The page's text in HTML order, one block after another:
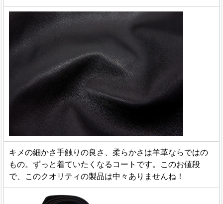
キメの細かさ手触りの良さ、柔らかさは羊革ならではの
もの。ずっと着ていたくなるコートです。このお値段
で、このクオリティの製品は中々ありませんね！